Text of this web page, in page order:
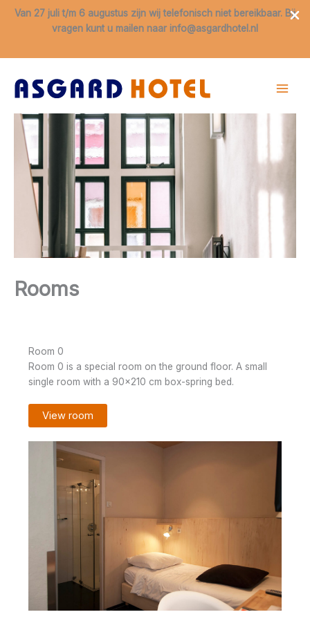
Van 27 juli t/m 6 augustus zijn wij telefonisch niet bereikbaar. Bij
vragen kunt u mailen naar info@asgardhotel.nl
content
Rooms
Room 0
Room 0 is a special room on the ground floor. A small
single room with a 90×210 cm box-spring bed.
View room